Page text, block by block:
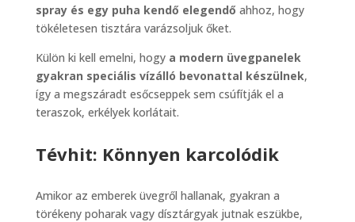
spray és egy puha kendő elegendőahhoz, hogy
tökéletesen tisztára varázsoljuk őket.
Külön ki kell emelni, hogy a modern üvegpanelek
gyakran speciális vízálló bevonattal készülnek,
így a megszáradt esőcseppek sem csúfítják el a
teraszok, erkélyek korlátait.
Tévhit: Könnyen karcolódik
Amikor az emberek üvegről hallanak, gyakran a
törékeny poharak vagy dísztárgyak jutnak eszükbe,